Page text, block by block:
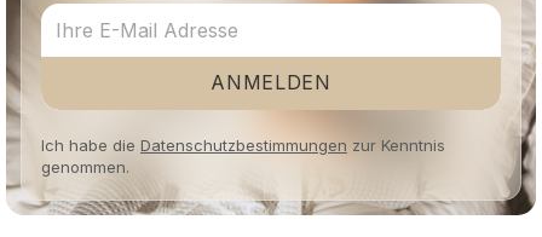
ANMELDEN
Ich habe die Datenschutzbestimmungen zur Kenntnis
genommen.